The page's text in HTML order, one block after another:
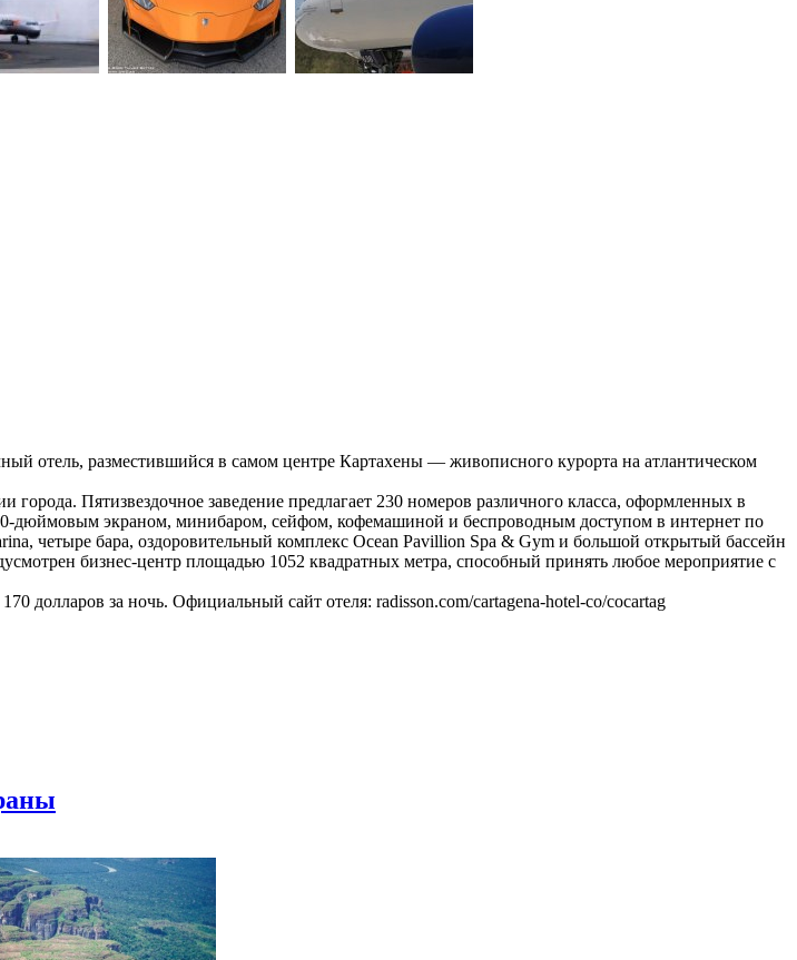
отель, разместившийся в самом центре Картахены — живописного курорта на атлантическом
Пятизвездочное заведение предлагает 230 номеров различного класса, оформленных в
дюймовым экраном, минибаром, сейфом, кофемашиной и беспроводным доступом в интернет по
четыре бара, оздоровительный комплекс Ocean Pavillion Spa & Gym и большой открытый бассейн
бизнес-центр площадью 1052 квадратных метра, способный принять любое мероприятие с
долларов за ночь. Официальный сайт отеля: radisson.com/cartagena-hotel-co/cocartag